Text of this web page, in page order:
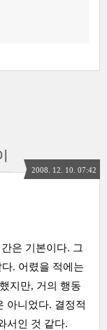
2008. 12. 10. 07:42
은 기본이다. 그
. 어렸을 적에는
지만, 거의 행동
아니었다. 결정적
서인 것 같다.